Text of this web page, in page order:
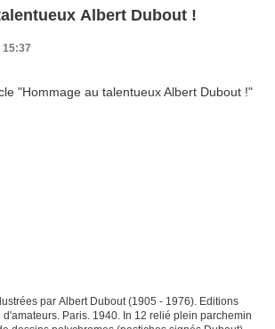
Albert Dubout !
15:37
par Albert Dubout (1905 - 1976). Editions
Paris. 1940. In 12 relié plein parchemin